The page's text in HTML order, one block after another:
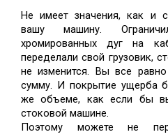
Не имеет значения, как и
вашу машину.
хромированных дуг на
переделали свой грузовик,
не изменится. Вы все
сумму. И покрытие ущерба
же объеме, как если бы
стоковой машине.
Поэтому можете не